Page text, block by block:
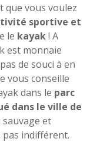
que vous voulez
sportive et
le kayak! A
est monnaie
de souci à en
vous conseille
dans le parc
dans le ville de
sauvage et
pas indifférent.